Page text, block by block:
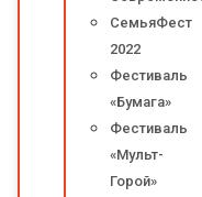
СемьяФест
2022
Фестиваль
«Бумага»
Фестиваль
«Мульт-
Горой»